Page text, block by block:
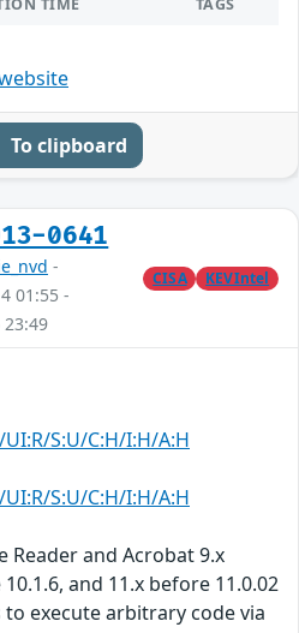
TIME TAGS
To clipboard
0641
-
01:55 -
CISA KEVIntel
UI:R/S:U/C:H/I:H/A:H
UI:R/S:U/C:H/I:H/A:H
Reader and Acrobat 9.x
and 11.x before 11.0.02
execute arbitrary code via